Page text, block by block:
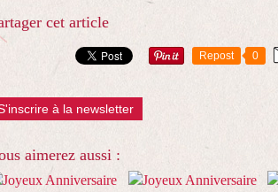
cet article
Repost 0
à la newsletter
aimerez aussi :